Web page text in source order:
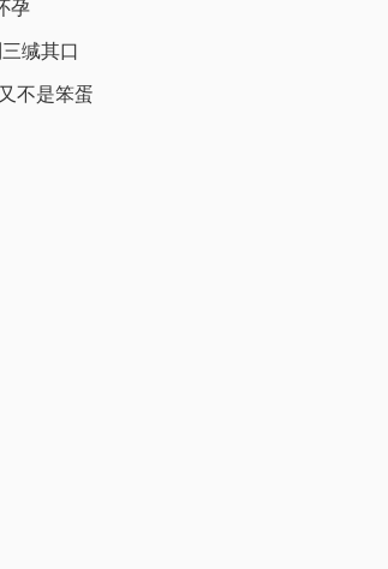
孕
缄其口
不是笨蛋